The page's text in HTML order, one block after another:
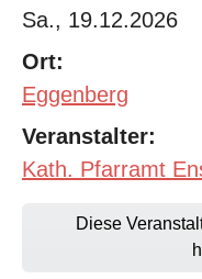
Sa., 19.12.2026
Ort:
Eggenberg
Veranstalter:
Kath. Pfarramt
Diese